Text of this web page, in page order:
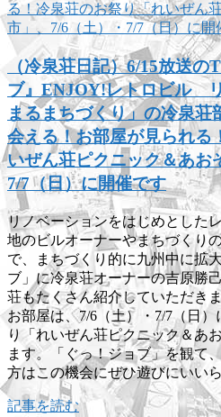
（冷泉荘日記）6/15放送
ブ』ENJOY!レトロビル
まるまちづくり」の冷泉荘
会える！お部屋が見られる
いぜん荘ピクニック＆あお
7/7（日）に開催です
リノベーションをはじめとした
地のビルオーナーやまちづくり
で、まちづくり的に九州中に拡
ブ」に冷泉荘オーナーの吉原勝
荘もたくさん紹介していただき
お部屋は、7/6（土）・7/7（日
り「れいぜん荘ピクニック＆あ
ます。「ぐっ！ジョブ」を観て
方はこの機会にぜひ遊びにいい
記事を読む